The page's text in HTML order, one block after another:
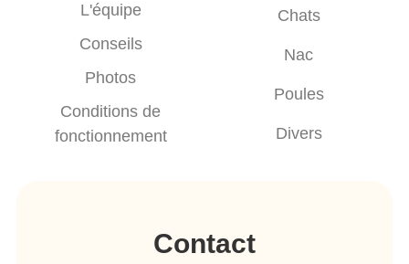
L'équipe
Conseils
Photos
Conditions de
fonctionnement
Chats
Nac
Poules
Divers
Contact